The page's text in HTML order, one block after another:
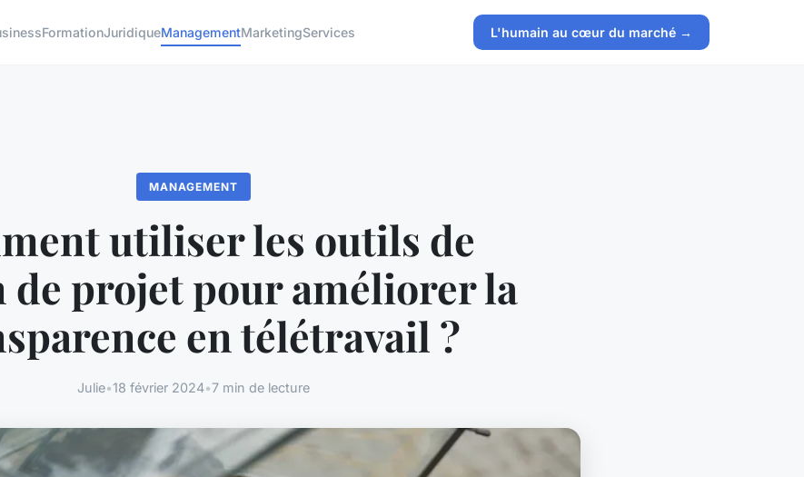
FormationJuridiqueManagementMarketingServices L'humain au cœur du marché →
MANAGEMENT
utiliser les outils de
de projet pour améliorer la
en télétravail ?
Julie•18 février 2024•7 min de lecture